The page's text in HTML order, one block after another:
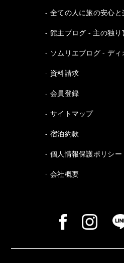
全ての人に旅の安心と
館主ブログ - 主の独り
ソムリエブログ - デ
資料請求
会員登録
サイトマップ
宿泊約款
個人情報保護ポリシー
会社概要